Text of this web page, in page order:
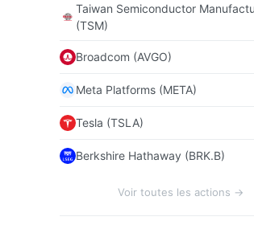
Taiwan Semiconductor
(TSM)
Broadcom (AVGO)
Meta Platforms (META)
Tesla (TSLA)
Berkshire Hathaway (BRK.B)
Voir toutes les actions →